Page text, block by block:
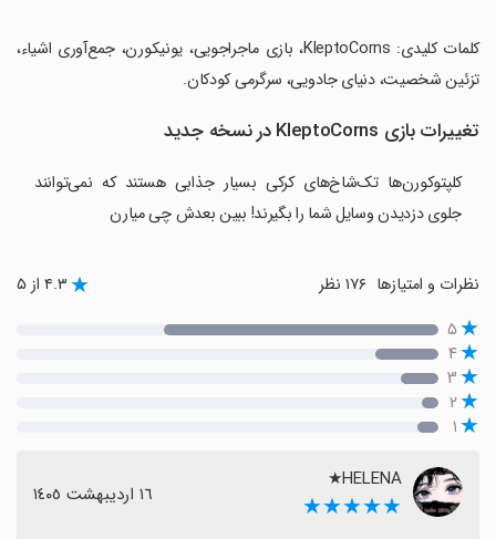
‏کلمات کلیدی: KleptoCorns، بازی ماجراجویی، یونیکورن، جمع‌آوری اشیاء،
تزئین شخصیت، دنیای جادویی، سرگرمی کودکان.
تغییرات بازی KleptoCorns در نسخه جدید
کلپتوکورن‌ها تک‌شاخ‌های کرکی بسیار جذابی هستند که نمی‌توانند
جلوی دزدیدن وسایل شما را بگیرند! ببین بعدش چی میارن
نظرات و امتیازها ۴.۳ از ۵
۵
۴
۳
۲
۱
HELENA★
★★★★★ ١٦ اردیبهشت ١٤٠٥